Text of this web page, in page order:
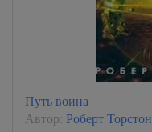
Путь воина
Автор: Роберт Торстон